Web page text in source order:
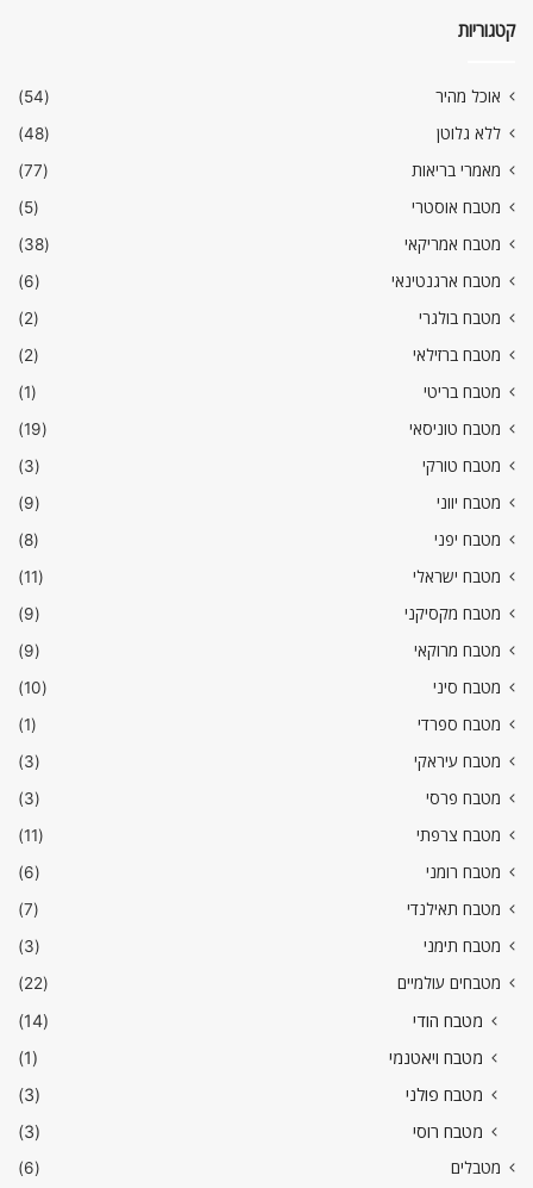
קטגוריות
אוכל מהיר
(54)
ללא גלוטן
(48)
מאמרי בריאות
(77)
מטבח אוסטרי
(5)
מטבח אמריקאי
(38)
מטבח ארגנטינאי
(6)
מטבח בולגרי
(2)
מטבח ברזילאי
(2)
מטבח בריטי
(1)
מטבח טוניסאי
(19)
מטבח טורקי
(3)
מטבח יווני
(9)
מטבח יפני
(8)
מטבח ישראלי
(11)
מטבח מקסיקני
(9)
מטבח מרוקאי
(9)
מטבח סיני
(10)
מטבח ספרדי
(1)
מטבח עיראקי
(3)
מטבח פרסי
(3)
מטבח צרפתי
(11)
מטבח רומני
(6)
מטבח תאילנדי
(7)
מטבח תימני
(3)
מטבחים עולמיים
(22)
מטבח הודי
(14)
מטבח ויאטנמי
(1)
מטבח פולני
(3)
מטבח רוסי
(3)
מטבלים
(6)